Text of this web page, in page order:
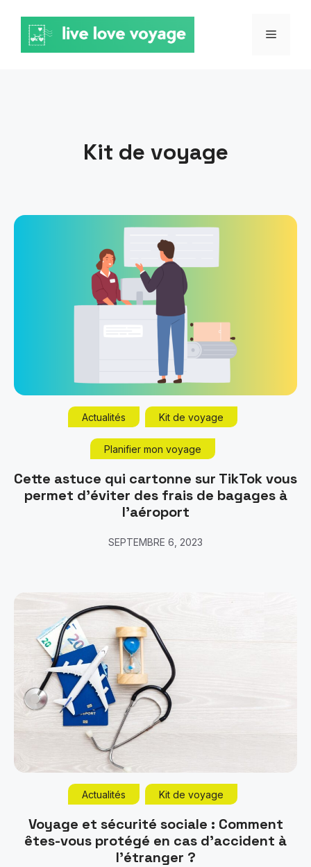
contenu
MENU
Kit de voyage
Actualités Kit de voyage
Planifier mon voyage
Cette astuce qui cartonne sur TikTok vous
permet d’éviter des frais de bagages à
l’aéroport
SEPTEMBRE 6, 2023
Actualités Kit de voyage
Voyage et sécurité sociale : Comment
êtes-vous protégé en cas d’accident à
l’étranger ?